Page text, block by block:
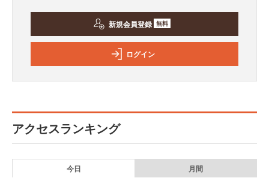
新規会員登録 無料
ログイン
アクセスランキング
今日 月間